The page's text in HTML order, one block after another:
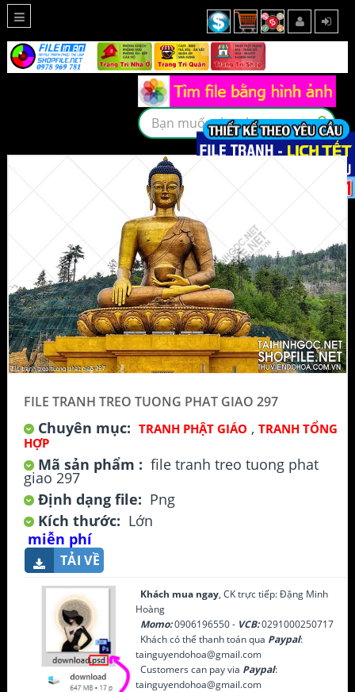
FILE TRANH TREO TUONG PHAT GIAO 297
Chuyên mục: TRANH PHẬT GIÁO , TRANH TỔNG
HỢP
Mã sản phẩm : file tranh treo tuong phat
giao 297
Định dạng file: Png
Kích thước: Lớn
miễn phí
TẢI VỀ
Khách mua ngay, CK trực tiếp: Đặng Minh
Hoàng
Momo:0906196550 - VCB:0291000250717
Khách có thể thanh toán qua Paypal:
tainguyendohoa@gmail.com
Customers can pay via Paypal:
tainguyendohoa@gmail.com